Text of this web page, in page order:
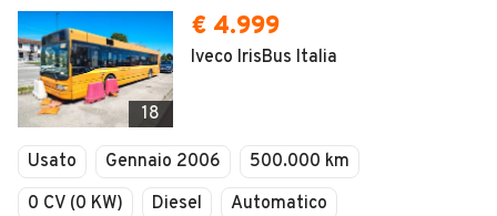
18
€ 4.999
Iveco IrisBus Italia
Usato Gennaio 2006
500.000 km
0 CV (0 KW)
Diesel Automatico